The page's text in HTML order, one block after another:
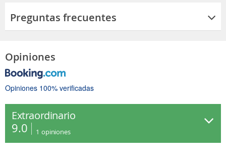
Preguntas frecuentes
Opiniones
Opiniones 100% verificadas
Extraordinario
9.0 1 opiniones